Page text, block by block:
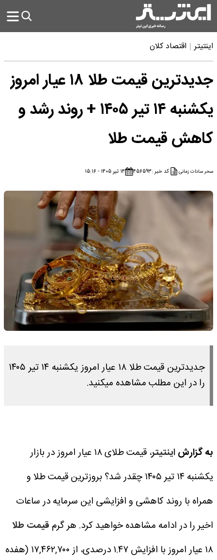
اینتیتر اقتصاد کلان
جدیدترین قیمت طلا ۱۸ عیار امروز
یکشنبه ۱۴ تیر ۱۴۰۵ + روند رشد و
کاهش قیمت طلا
سحر سادات زمانی کد خبر :۴۵۶۵۹۳ ۱۴ تیر ۱۴۰۵ - ۱۵:۱۶
جدیدترین قیمت طلا ۱۸ عیار امروز یکشنبه ۱۴ تیر ۱۴۰۵
را در این مطلب مشاهده میکنید.
به گزارشاینتیتر
، قیمت طلای ۱۸ عیار امروز در بازار
یکشنبه ۱۴ تیر ۱۴۰۵ چقدر شد؟ بروزترین قیمت طلا و
همراه با روند کاهشی و افزایشی این سرمایه در ساعات
اخیر را در ادامه مشاهده خواهید کرد. هر گرم قیمت طلا
۱۸ عیار امروز با افزایش ۱.۴۷ درصدی، از ۱۷,۴۶۲,۷۰۰ (هفده